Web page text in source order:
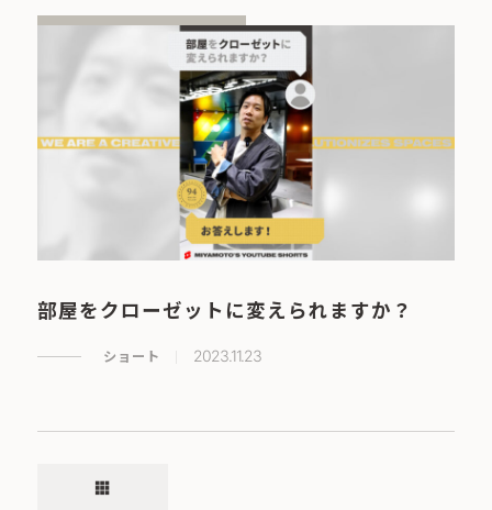
部屋をクローゼットに変えられますか？
ショート 2023.11.23
apps